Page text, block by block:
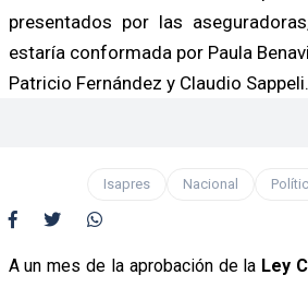
presentados por las
estaría conformada por Paula
Patricio Fernández y Claudio Sappeli.
Isapres Nacional
A un mes de la aprobación de la Ley